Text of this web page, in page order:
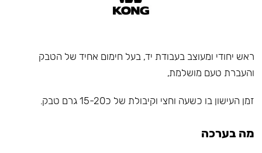
ראש יחודי ומעוצב בעבודת יד, בעל חימום אחיד של הטבק
והעברת טעם מושלמת,
זמן העישון בו כשעה וחצי וקיבולת של כ15-20 גרם טבק.
מה בערכה